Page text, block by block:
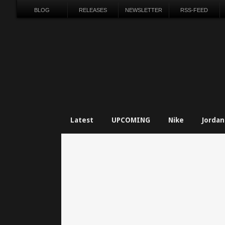
BLOG RELEASES NEWSLETTER RSS-FEED
Latest UPCOMING Nike Jordan